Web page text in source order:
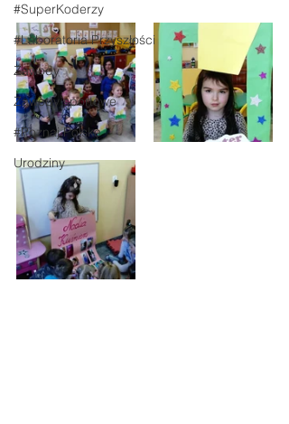
#SuperKoderzy
#Laboratoria Przyszłości
Zawody
Zawody sportowe
#Poznaj Polskę
Urodziny